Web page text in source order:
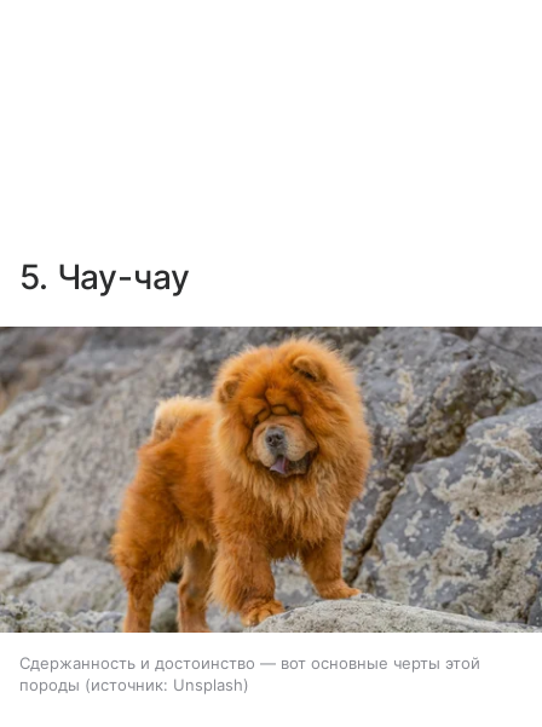
5. Чау-чау
Сдержанность и достоинство — вот основные черты этой
породы
источник: Unsplash